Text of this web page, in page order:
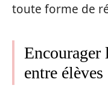
toute forme de
Encourager
entre élèves